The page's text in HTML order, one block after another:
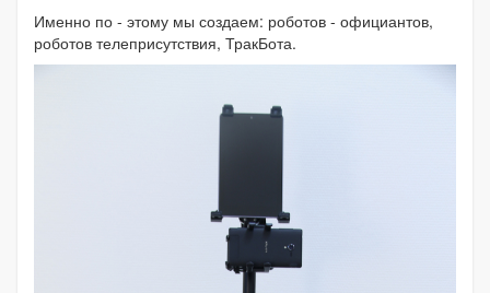
Именно по - этому мы создаем: роботов - официантов,
роботов телеприсутствия, ТракБота.